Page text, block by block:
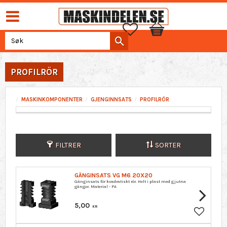
Favoritter
Handlekurv
PROFILRÖR
MASKINKOMPONENTER GJENGINNSATS PROFILRÖR
FILTRER SORTER
GÄNGINSATS VG M6 20X20
Gänginsats för kvadratiskt rör. Helt i plast med gjutna
gängor. Material - PA
5,00 KR
Lagre